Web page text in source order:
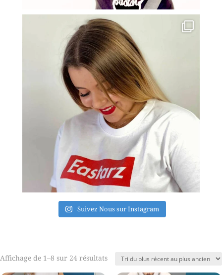
Suivez Nous sur Instagram
Affichage de 1–8 sur 24 résultatsTrié